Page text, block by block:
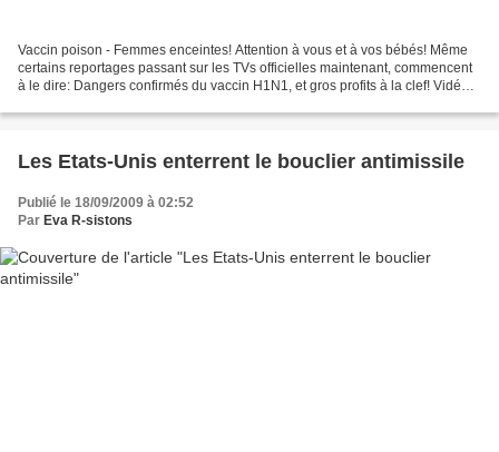
Vaccin poison - Femmes enceintes! Attention à vous et à vos bébés! Même
certains reportages passant sur les TVs officielles maintenant, commencent
à le dire: Dangers confirmés du vaccin H1N1, et gros profits à la clef! Vidéo
Les Etats-Unis enterrent le bouclier antimissile
Publié le 18/09/2009 à 02:52
Par Eva R-sistons